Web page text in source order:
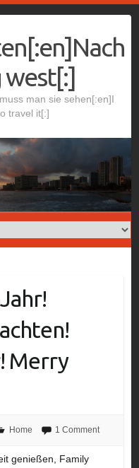
west[:]
man sie sehen[:en]I
travel it[:]
Merry
Home 1 Comment
genießen, Family